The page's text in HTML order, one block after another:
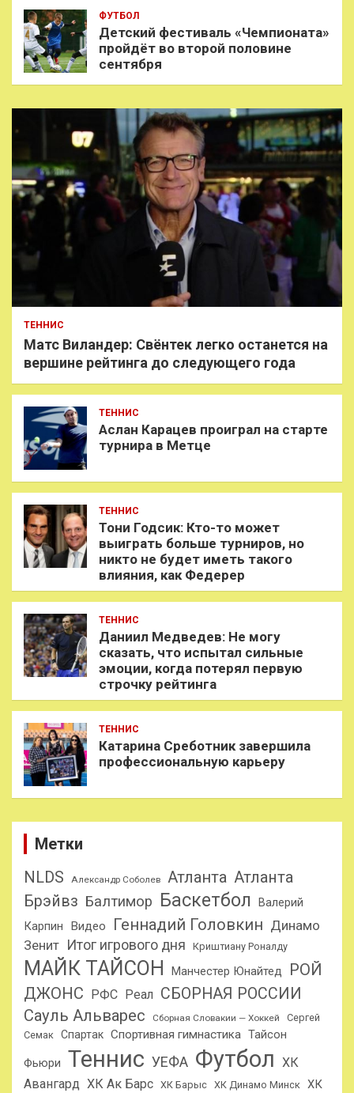
ФУТБОЛ
Детский фестиваль «Чемпионата»
пройдёт во второй половине
сентября
ТЕННИС
Матс Виландер: Свёнтек легко останется на
вершине рейтинга до следующего года
ТЕННИС
Аслан Карацев проиграл на старте
турнира в Метце
ТЕННИС
Тони Годсик: Кто-то может
выиграть больше турниров, но
никто не будет иметь такого
влияния, как Федерер
ТЕННИС
Даниил Медведев: Не могу
сказать, что испытал сильные
эмоции, когда потерял первую
строчку рейтинга
ТЕННИС
Катарина Среботник завершила
профессиональную карьеру
Метки
NLDS
Александр Соболев Атланта Атланта
Брэйвз Балтимор Баскетбол
Валерий
Карпин
Видео Геннадий Головкин Динамо
Зенит Итог игрового дня Криштиану Роналду
МАЙК ТАЙСОН Манчестер Юнайтед
РОЙ
ДЖОНС
РФС Реал СБОРНАЯ РОССИИ
Сауль Альварес Сборная Словакии — Хоккей
Сергей
Семак Спартак Спортивная гимнастика Тайсон
Фьюри Теннис УЕФА Футбол ХК
Авангард ХК Ак Барс ХК Барыс ХК Динамо Минск ХК